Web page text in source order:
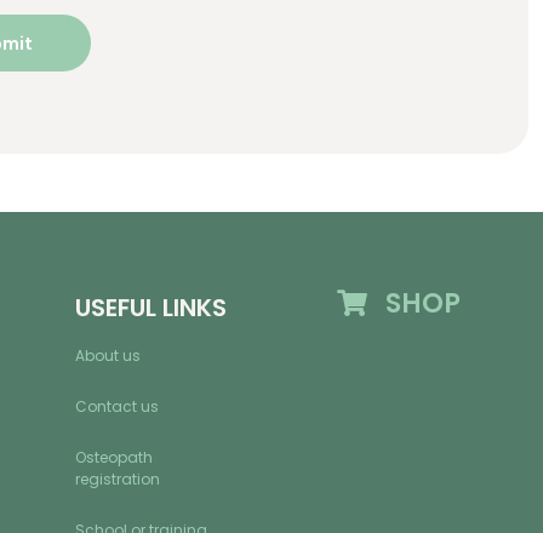
USEFUL LINKS
About us
Contact us
Osteopath
registration
SHOP